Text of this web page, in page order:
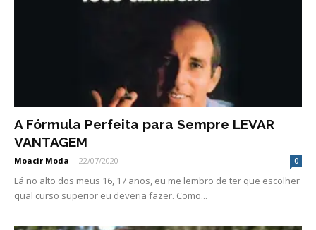
A Fórmula Perfeita para Sempre LEVAR
VANTAGEM
Moacir Moda - 22/07/2020 0
Lá no alto dos meus 16, 17 anos, eu me lembro de ter que escolher
qual curso superior eu deveria fazer. Como...